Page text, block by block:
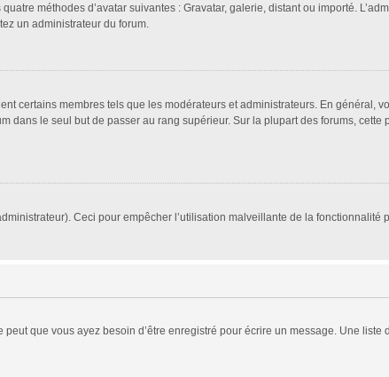
méthodes d’avatar suivantes : Gravatar, galerie, distant ou importé.
un administrateur du forum.
certains membres tels que les modérateurs et administrateurs. En général,
dans le seul but de passer au rang supérieur. Sur la plupart des forums,
Ceci pour empêcher l’utilisation malveillante de la fonctionnalité
que vous ayez besoin d’être enregistré pour écrire un message. Une